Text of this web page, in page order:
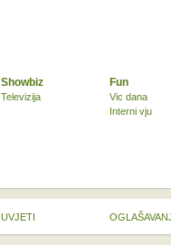
Showbiz
Televizija
Fun
Vic dana
Interni vju
UVJETI